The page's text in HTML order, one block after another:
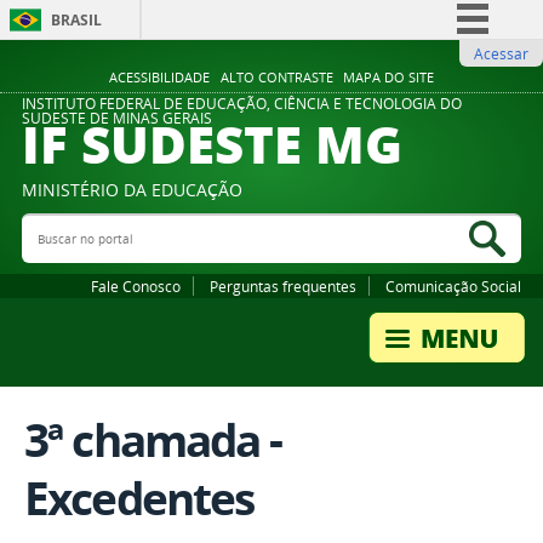
ACESSIBILIDADE ALTO CONTRASTE MAPA DO SITE
BRASIL
Comunica BR
Participe
Legislação
Acessar
INSTITUTO FEDERAL DE EDUCAÇÃO, CIÊNCIA E TECNOLOGIA DO
SUDESTE DE MINAS GERAIS
IF SUDESTE MG
MINISTÉRIO DA EDUCAÇÃO
Buscar no portal
Fale Conosco Perguntas frequentes Comunicação Social
3ª chamada -
Excedentes